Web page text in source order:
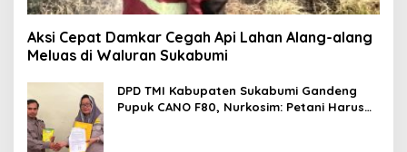
Aksi Cepat Damkar Cegah Api Lahan Alang-alang
Meluas di Waluran Sukabumi
DPD TMI Kabupaten Sukabumi Gandeng
Pupuk CANO F80, Nurkosim: Petani Harus